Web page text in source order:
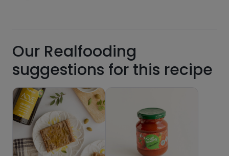
Hazte PLUS para ver la información nutricional
de las recetas, y desbloquear muchas más
funcionalidades PLUS.
Pásate al PLUS
Our Realfooding
suggestions for this recipe